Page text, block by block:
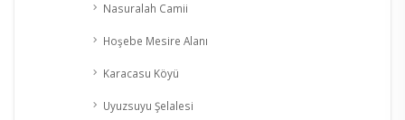
Nasuralah Camii
Hoşebe Mesire Alanı
Karacasu Köyü
Uyuzsuyu Şelalesi